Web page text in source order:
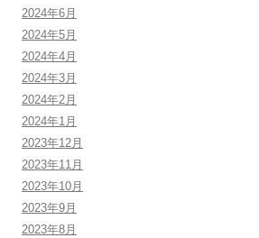
2024年6月
2024年5月
2024年4月
2024年3月
2024年2月
2024年1月
2023年12月
2023年11月
2023年10月
2023年9月
2023年8月